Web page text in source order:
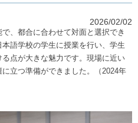
2026/02/02
、都合に合わせて対面と選択でき
語学校の学生に授業を行い、学生
点が大きな魅力です。現場に近い
立つ準備ができました。（2024年